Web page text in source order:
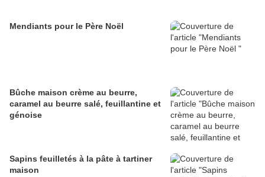
Mendiants pour le Père Noël
Bûche maison crème au beurre,
caramel au beurre salé, feuillantine et
génoise
Sapins feuilletés à la pâte à tartiner
maison